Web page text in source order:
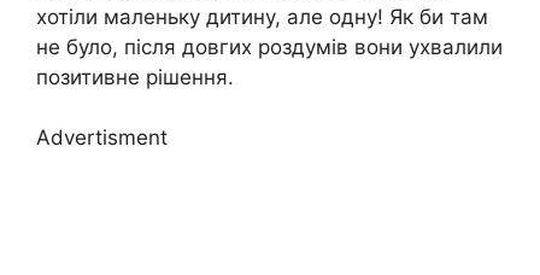
хотіли маленьку дитину, але одну! Як би там
не було, після довгих роздумів вони ухвалили
позитивне рішення.
Advertisment